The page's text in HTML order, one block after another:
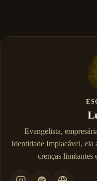
Evangelista,
Identidade Implacável, ela
crenças limitantes